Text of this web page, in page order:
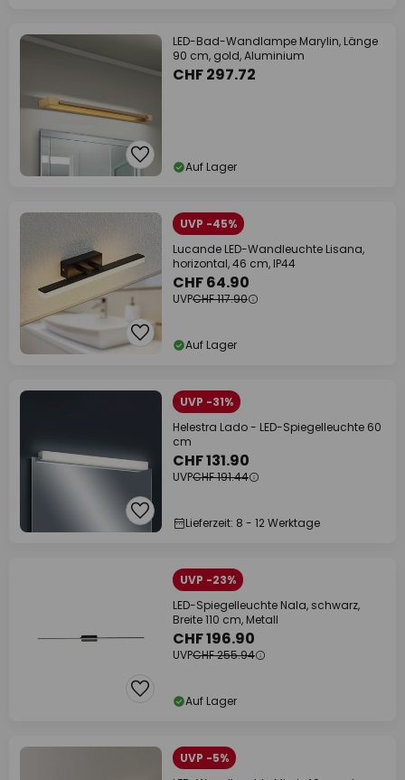
LED-Bad-Wandlampe Marylin, Länge
90 cm, gold, Aluminium
CHF 297.72
Auf Lager
UVP -45%
Lucande LED-Wandleuchte Lisana,
horizontal, 46 cm, IP44
CHF 64.90
UVPCHF 117.90
Auf Lager
UVP -31%
Helestra Lado - LED-Spiegelleuchte 60
cm
CHF 131.90
UVPCHF 191.44
Lieferzeit: 8 - 12 Werktage
UVP -23%
LED-Spiegelleuchte Nala, schwarz,
Breite 110 cm, Metall
CHF 196.90
UVPCHF 255.94
Auf Lager
UVP -5%